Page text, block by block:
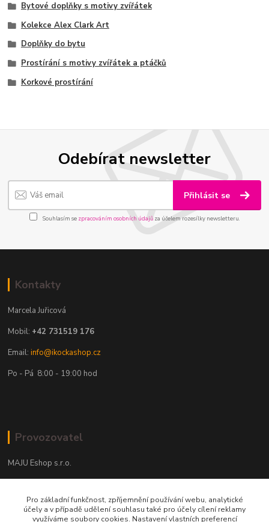
Bytové doplňky s motivy zvířátek
Kolekce Alex Clark Art
Doplňky do bytu
Prostírání s motivy zvířátek a ptáčků
Korkové prostírání
Odebírat newsletter
Přihlásit se
Souhlasím se zpracováním osobních údajůza účelem rozesílky newsletteru.
Kontakty
Marcela Juřicová
Mobil: +42 731519 176
Email:info@ikockashop.cz
Po - Pá 8:00 - 19:00 hod
Provozovatel
MAJU Eshop s.r.o.
702 00 Ostrava
Pro základní funkčnost, zpříjemnění používání webu, analytické
účely a v případě udělení souhlasu také pro účely cílení reklamy
využíváme soubory cookies. Nastavení vlastních preferencí